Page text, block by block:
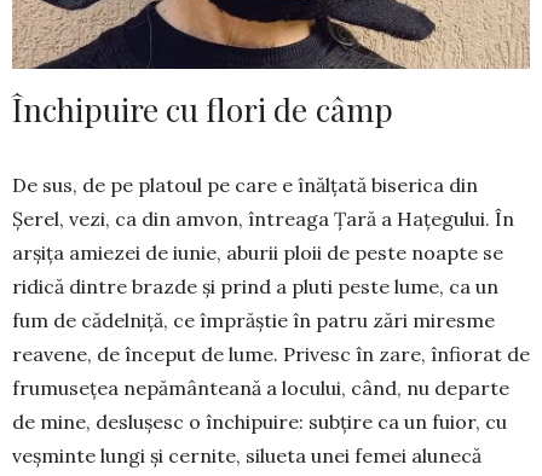
Închipuire cu flori de câmp
De sus, de pe platoul pe care e înălțată biserica din
Șerel, vezi, ca din amvon, întreaga Țară a Ha­țegului. În
arșița amiezei de iunie, aburii ploii de peste noapte se
ridică dintre brazde și prind a pluti peste lume, ca un
fum de cădelniță, ce împrăștie în patru zări miresme
reavene, de început de lume. Privesc în zare, înfiorat de
frumusețea nepă­mân­teană a locului, când, nu departe
de mine, deslu­șesc o închipuire: subțire ca un fuior, cu
veșminte lungi și cernite, silueta unei femei alunecă